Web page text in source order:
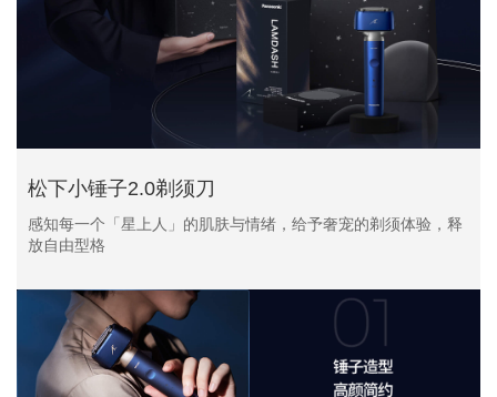
松下小锤子2.0剃须刀
感知每一个「星上人」的肌肤与情绪，给予奢宠的剃须体验，释
放自由型格